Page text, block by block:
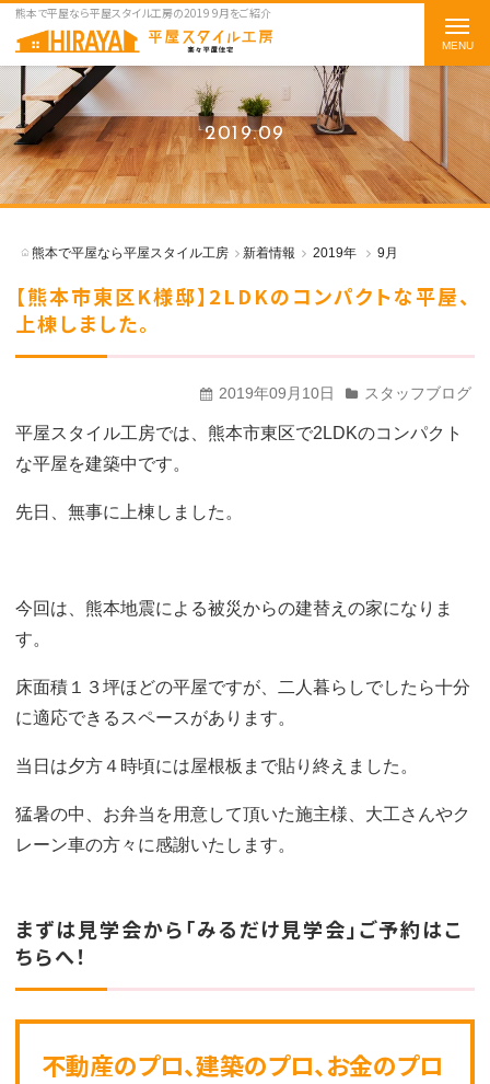
熊本で平屋なら平屋スタイル工房の2019 9月をご紹介
2019.09
熊本で平屋なら平屋スタイル工房 新着情報 2019年 9月
【熊本市東区K様邸】2LDKのコンパクトな平屋、
上棟しました。
2019年09月10日 スタッフブログ
平屋スタイル工房では、熊本市東区で2LDKのコンパクト
な平屋を建築中です。
先日、無事に上棟しました。
今回は、熊本地震による被災からの建替えの家になりま
す。
床面積１３坪ほどの平屋ですが、二人暮らしでしたら十分
に適応できるスペースがあります。
当日は夕方４時頃には屋根板まで貼り終えました。
猛暑の中、お弁当を用意して頂いた施主様、大工さんやク
レーン車の方々に感謝いたします。
まずは見学会から「みるだけ見学会」ご予約はこ
ちらへ！
不動産のプロ、建築のプロ、お金のプロ
t
o
g
g
l
e
n
a